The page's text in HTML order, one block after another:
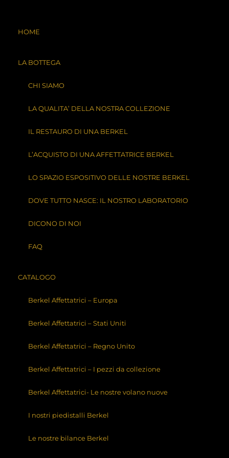
CHIAMACI
Privacy Policy di
www.labottega-
delrestauro.com
Questo Sito Web raccoglie alcuni Dati Personali dei
Questo documento può essere stampato utilizzando
qualsiasi browser.
Titolare del Trattamento dei
Sede: Via Provinciale, 20, 43040 Viazzano PR
Cell: 335 230628
HOME
LA BOTTEGA
CHI SIAMO
LA QUALITA’ DELLA NOSTRA COLLEZIONE
IL RESTAURO DI UNA BERKEL
L’ACQUISTO DI UNA AFFETTATRICE BERKEL
LO SPAZIO ESPOSITIVO DELLE NOSTRE BERKEL
DOVE TUTTO NASCE: IL NOSTRO LABORATORIO
DICONO DI NOI
FAQ
CATALOGO
Berkel Affettatrici – Europa
Berkel Affettatrici – Stati Uniti
Berkel Affettatrici – Regno Unito
Berkel Affettatrici – I pezzi da collezione
Berkel Affettatrici- Le nostre volano nuove
I nostri piedistalli Berkel
Le nostre bilance Berkel